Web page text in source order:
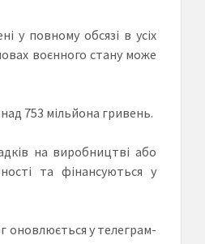
у повному обсязі в усіх
воєнного стану може
753 мільйона гривень.
на виробництві або
та фінансуються у
оновлюється у телеграм-